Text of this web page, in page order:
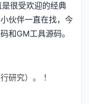
很受欢迎的经典
伙伴一直在找，今
和GM工具源码。
研究）。 ！